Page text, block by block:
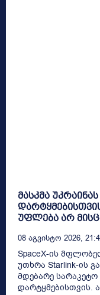
მასკმა
უფლება არ
08 Აგვისტო 2026,
SpaceX-ის
უთხრა Starlink-ის
მდებარე სარაკეტო
დარტყმებისთვის.